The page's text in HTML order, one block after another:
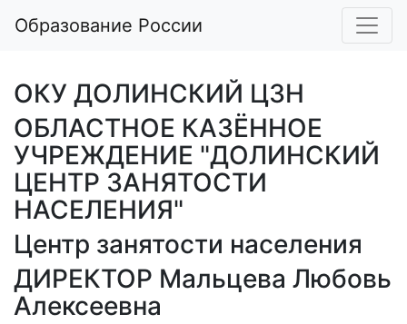
Образование России
ОКУ ДОЛИНСКИЙ ЦЗН
ОБЛАСТНОЕ КАЗЁННОЕ
УЧРЕЖДЕНИЕ "ДОЛИНСКИЙ
ЦЕНТР ЗАНЯТОСТИ
НАСЕЛЕНИЯ"
Центр занятости населения
ДИРЕКТОР Мальцева Любовь
Алексеевна